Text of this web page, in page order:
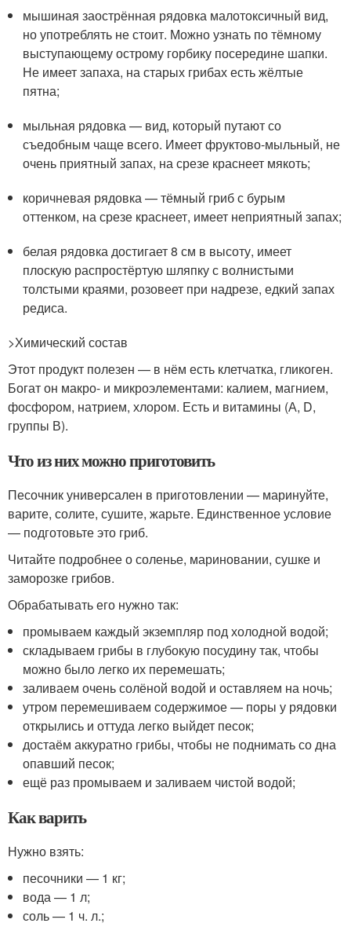
мышиная заострённая рядовка малотоксичный вид,
но употреблять не стоит. Можно узнать по тёмному
выступающему острому горбику посередине шапки.
Не имеет запаха, на старых грибах есть жёлтые
пятна;
мыльная рядовка — вид, который путают со
съедобным чаще всего. Имеет фруктово-мыльный, не
очень приятный запах, на срезе краснеет мякоть;
коричневая рядовка — тёмный гриб с бурым
оттенком, на срезе краснеет, имеет неприятный запах;
белая рядовка достигает 8 см в высоту, имеет
плоскую распростёртую шляпку с волнистыми
толстыми краями, розовеет при надрезе, едкий запах
редиса.
>Химический состав
Этот продукт полезен — в нём есть клетчатка, гликоген.
Богат он макро- и микроэлементами: калием, магнием,
фосфором, натрием, хлором. Есть и витамины (А, D,
группы В).
Что из них можно приготовить
Песочник универсален в приготовлении — маринуйте,
варите, солите, сушите, жарьте. Единственное условие
— подготовьте это гриб.
Читайте подробнее о соленье, мариновании, сушке и
заморозке грибов.
Обрабатывать его нужно так:
промываем каждый экземпляр под холодной водой;
складываем грибы в глубокую посудину так, чтобы
можно было легко их перемешать;
заливаем очень солёной водой и оставляем на ночь;
утром перемешиваем содержимое — поры у рядовки
открылись и оттуда легко выйдет песок;
достаём аккуратно грибы, чтобы не поднимать со дна
опавший песок;
ещё раз промываем и заливаем чистой водой;
Как варить
Нужно взять:
песочники — 1 кг;
вода — 1 л;
соль — 1 ч. л.;